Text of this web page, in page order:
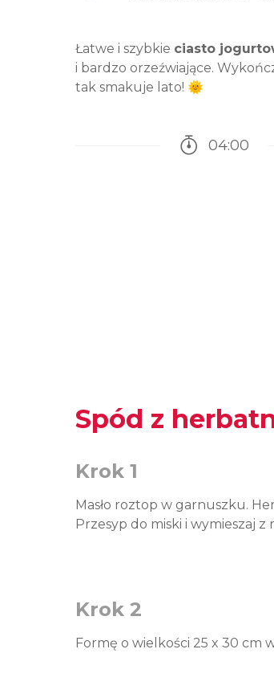
Łatwe i szybkie ciasto
i bardzo orzeźwiające.
tak smakuje lato! 🌞
04:00
Spód z
Krok 1
Masło roztop w garnuszku.
Przesyp do miski i wymieszaj z
Krok 2
Formę o wielkości 25 x 30 cm